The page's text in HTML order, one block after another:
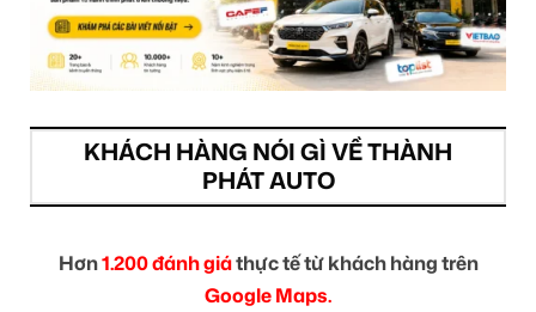
KHÁCH HÀNG NÓI GÌ VỀ THÀNH
PHÁT AUTO
Hơn1.200 đánh giáthực tế từ khách hàng trên
Google Maps.